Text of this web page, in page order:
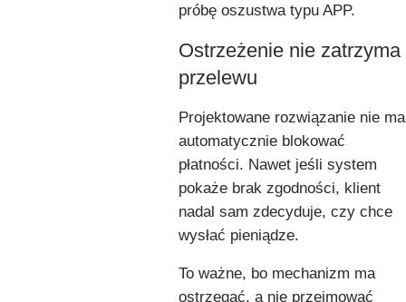
próbę oszustwa typu APP.
Ostrzeżenie nie zatrzyma
przelewu
Projektowane rozwiązanie nie ma
automatycznie blokować
płatności. Nawet jeśli system
pokaże brak zgodności, klient
nadal sam zdecyduje, czy chce
wysłać pieniądze.
To ważne, bo mechanizm ma
ostrzegać, a nie przejmować